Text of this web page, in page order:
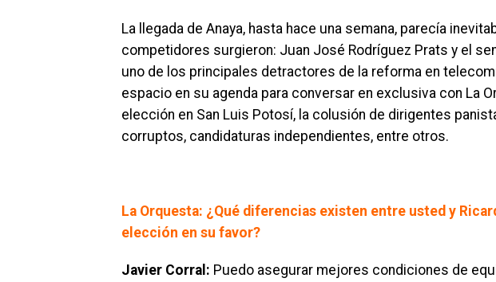
La llegada de Anaya, hasta hace una semana, parecía
competidores surgieron: Juan José Rodríguez Prats y el
uno de los principales detractores de la reforma en
espacio en su agenda para conversar en exclusiva con La
elección en San Luis Potosí, la colusión de dirigentes
corruptos, candidaturas independientes, entre otros.
La Orquesta: ¿Qué diferencias existen entre usted y
elección en su favor?
Javier Corral: Puedo asegurar mejores condiciones de